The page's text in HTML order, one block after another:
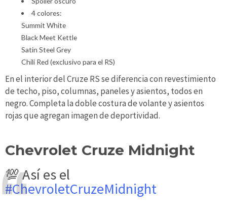
4 colores:
Summit White
Black Meet Kettle
Satin Steel Grey
Chili Red (exclusivo para el RS)
En el interior del Cruze RS se diferencia con revestimiento
de techo, piso, columnas, paneles y asientos, todos en
negro. Completa la doble costura de volante y asientos
rojas que agregan imagen de deportividad.
Chevrolet Cruze Midnight
💯 Así es el
#ChevroletCruzeMidnight